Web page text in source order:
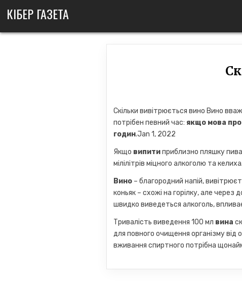
КІБЕР ГАЗЕТА
Скільки вивітрюється вино Вино
потрібен певний час: якщо мова про
годин.Jan 1, 2022
Якщо випитиприблизно пляшку
мілілітрів міцного алкоголю та келиха.
Вино – благородний напій,
коньяк – схожі на горілку, але через
швидко виведеться алкоголь,
Тривалість виведення 100 мл вина
для повного очищення організму від
вживання спиртного потрібна